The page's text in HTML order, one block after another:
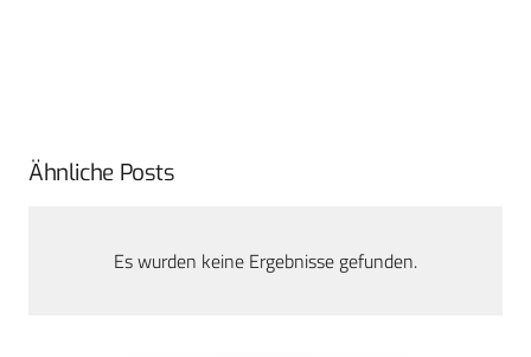
Ähnliche Posts
Es wurden keine Ergebnisse gefunden.